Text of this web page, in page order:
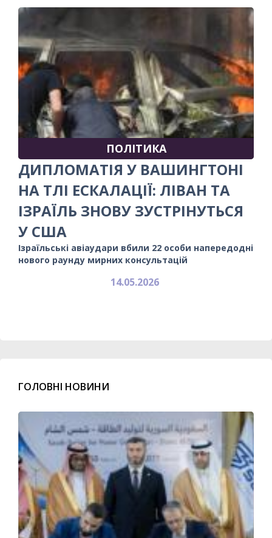
ПОЛІТИКА
ДИПЛОМАТІЯ У ВАШИНГТОНІ
НА ТЛІ ЕСКАЛАЦІЇ: ЛІВАН ТА
ІЗРАЇЛЬ ЗНОВУ ЗУСТРІНУТЬСЯ
У США
Ізраїльські авіаудари вбили 22 особи напередодні
нового раунду мирних консультацій
14.05.2026
ГОЛОВНІ НОВИНИ